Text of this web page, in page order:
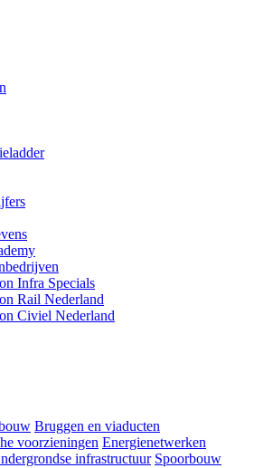
Infra Specials
Rail Nederland
Civiel Nederland
Bruggen en viaducten
voorzieningen Energienetwerken
infrastructuur Spoorbouw